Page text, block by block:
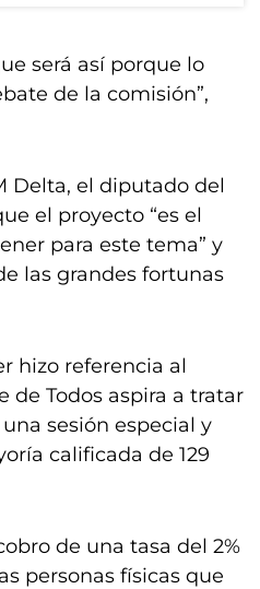
será así porque lo
de la comisión”,
Delta, el diputado del
el proyecto “es el
para este tema” y
las grandes fortunas
hizo referencia al
de Todos aspira a tratar
sesión especial y
calificada de 129
de una tasa del 2%
personas físicas que